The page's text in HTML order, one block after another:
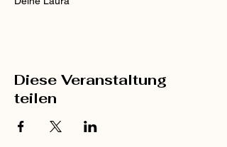
Diese Veranstaltung
teilen